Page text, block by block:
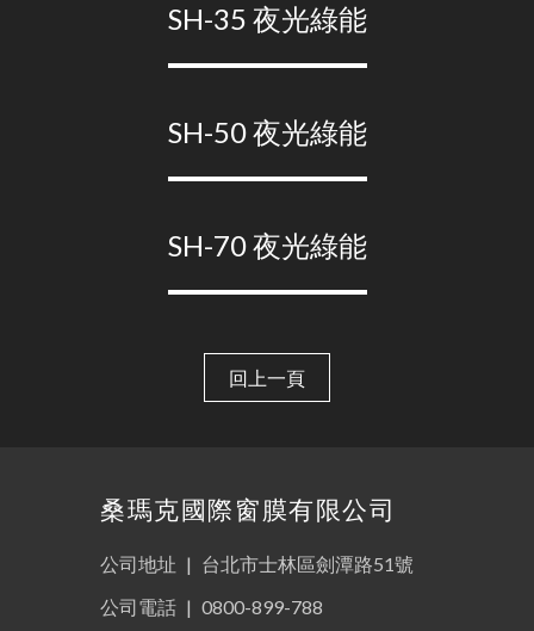
SH-35 夜光綠能
SH-50 夜光綠能
SH-70 夜光綠能
回上一頁
桑瑪克國際窗膜有限公司
公司地址 | 台北市士林區劍潭路51號
公司電話 | 0800-899-788